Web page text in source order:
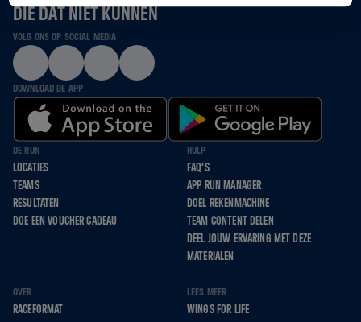
DIE DAT NIET KUNNEN
VOLG ONS OP SOCIAL MEDIA
DOWNLOAD DE APP
DE RUN
LOCATIES
TEAMS
RESULTATEN
DOE EEN VOUCHER CADEAU
HULP
FAQ'S
APP RUN MANAGER
DOEL REKENMACHINE
TEAM CONTENT DELEN
DEEL JOUW ERVARING MET DEZE
MATERIALEN
OVER
RACEFORMAT
LEES MEER
WINGS FOR LIFE